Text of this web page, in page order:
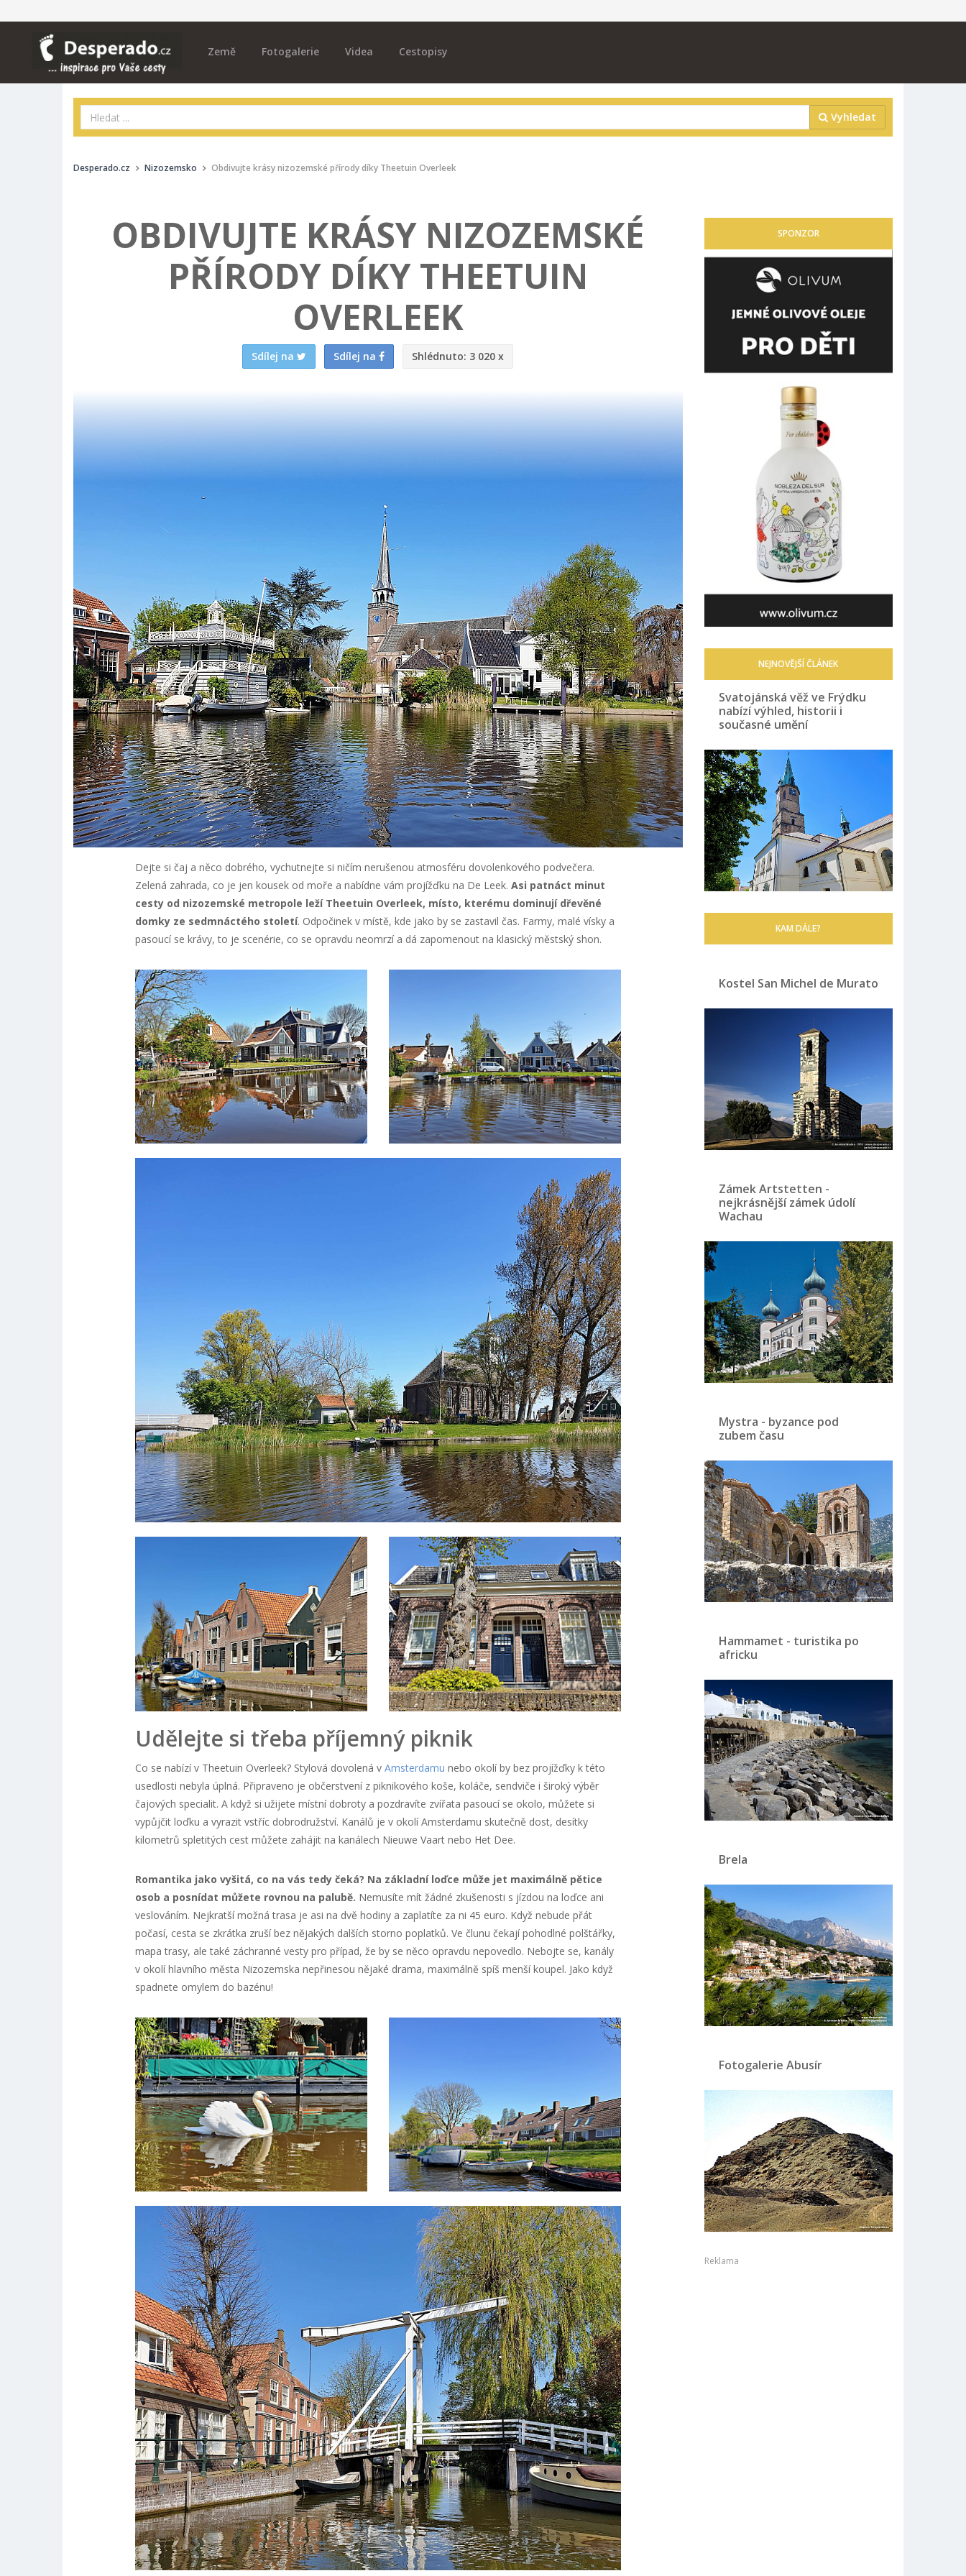
Země Fotogalerie Videa Cestopisy
Vyhledat
Desperado.cz Nizozemsko Obdivujte krásy nizozemské přírody díky Theetuin Overleek
OBDIVUJTE KRÁSY NIZOZEMSKÉ
PŘÍRODY DÍKY THEETUIN
OVERLEEK
Sdílej na Sdílej na Shlédnuto: 3 020 x
Dejte si čaj a něco dobrého, vychutnejte si ničím nerušenou atmosféru dovolenkového podvečera.
Zelená zahrada, co je jen kousek od moře a nabídne vám projížďku na De Leek. Asi patnáct minut
cesty od nizozemské metropole leží Theetuin Overleek, místo, kterému dominují dřevěné
domky ze sedmnáctého století. Odpočinek v místě, kde jako by se zastavil čas. Farmy, malé vísky a
pasoucí se krávy, to je scenérie, co se opravdu neomrzí a dá zapomenout na klasický městský shon.
Udělejte si třeba příjemný piknik
Co se nabízí v Theetuin Overleek? Stylová dovolená v Amsterdamu nebo okolí by bez projížďky k této
usedlosti nebyla úplná. Připraveno je občerstvení z piknikového koše, koláče, sendviče i široký výběr
čajových specialit. A když si užijete místní dobroty a pozdravíte zvířata pasoucí se okolo, můžete si
vypůjčit loďku a vyrazit vstříc dobrodružství. Kanálů je v okolí Amsterdamu skutečně dost, desítky
kilometrů spletitých cest můžete zahájit na kanálech Nieuwe Vaart nebo Het Dee.
Romantika jako vyšitá, co na vás tedy čeká? Na základní loďce může jet maximálně pětice
osob a posnídat můžete rovnou na palubě. Nemusíte mít žádné zkušenosti s jízdou na loďce ani
veslováním. Nejkratší možná trasa je asi na dvě hodiny a zaplatíte za ni 45 euro. Když nebude přát
počasí, cesta se zkrátka zruší bez nějakých dalších storno poplatků. Ve člunu čekají pohodlné polštářky,
mapa trasy, ale také záchranné vesty pro případ, že by se něco opravdu nepovedlo. Nebojte se, kanály
v okolí hlavního města Nizozemska nepřinesou nějaké drama, maximálně spíš menší koupel. Jako když
spadnete omylem do bazénu!
SPONZOR
NEJNOVĚJŠÍ ČLÁNEK
Svatojánská věž ve Frýdku
nabízí výhled, historii i
současné umění
KAM DÁLE?
Kostel San Michel de Murato
Zámek Artstetten -
nejkrásnější zámek údolí
Wachau
Mystra - byzance pod
zubem času
Hammamet - turistika po
africku
Brela
Fotogalerie Abusír
Reklama